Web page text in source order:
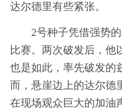
达尔德里有些紧张。
2号种子凭借强势
比赛。两次破发后，他
也是如此，率先破发的
而，悬崖边上的达尔德
在现场观众巨大的加油